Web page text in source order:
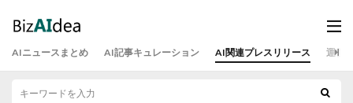
AIニュースまとめ AI記事キュレーション AI関連プレスリリース 運営